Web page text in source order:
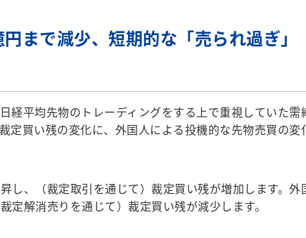
まで減少、短期的な「売られ過ぎ」
経平均先物のトレーディングをする上で重視していた需
定買い残の変化に、外国人による投機的な先物売買の変
し、（裁定取引を通じて）裁定買い残が増加します。外
定解消売りを通じて）裁定買い残が減少します。